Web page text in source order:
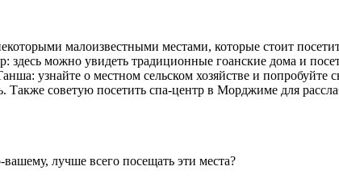
малоизвестными местами, которые стоит
здесь можно увидеть традиционные гоанские дома и
узнайте о местном сельском хозяйстве и попробуйте
советую посетить спа-центр в Морджиме для
лучше всего посещать эти места?